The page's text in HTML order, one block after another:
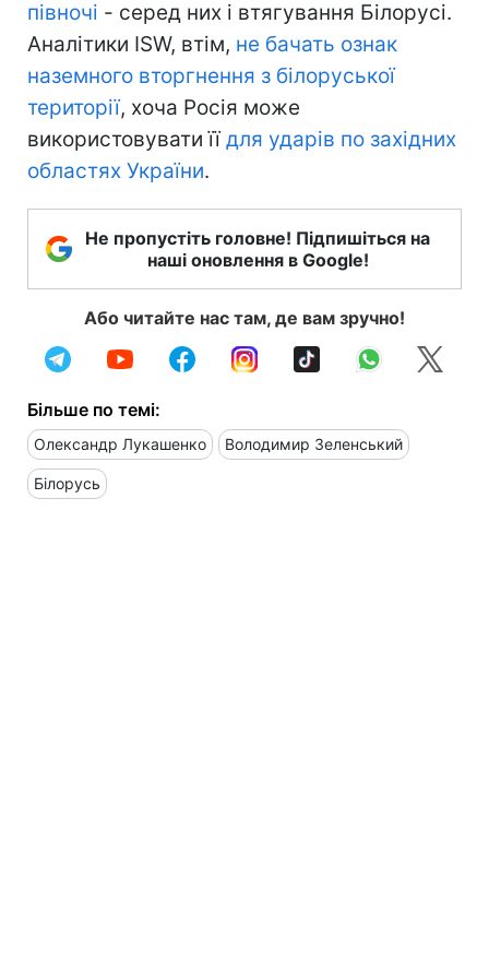
півночі - серед них і втягування Білорусі.
Аналітики ISW, втім, не бачать ознак
наземного вторгнення з білоруської
території, хоча Росія може
використовувати їїдля ударів по західних
областях України.
Не пропустіть головне! Підпишіться на
наші оновлення в Google!
Або читайте нас там, де вам зручно!
Більше по темі:
Олександр Лукашенко Володимир Зеленський
Білорусь